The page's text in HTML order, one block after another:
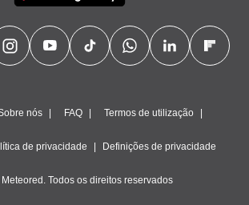
nós FAQ Termos de utilização
de privacidade Definições de privacidade
Todos os direitos reservados